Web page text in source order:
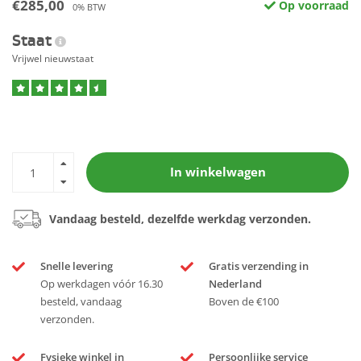
€285,00 0% BTW Op voorraad
Staat
Vrijwel nieuwstaat
In winkelwagen
Vandaag besteld, dezelfde werkdag verzonden.
Snelle levering
Op werkdagen vóór 16.30
besteld, vandaag
verzonden.
Gratis verzending in
Nederland
Boven de €100
Fysieke winkel in Persoonlijke service